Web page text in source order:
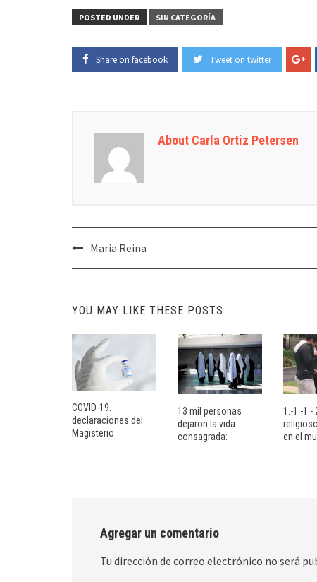
POSTED UNDER SIN CATEGORÍA
Share on facebook Tweet on twitter
About Carla Ortiz Petersen
Post
navigation
Maria Reina
YOU MAY LIKE THESE POSTS
COVID-19.
declaraciones del
Magisterio
13 mil personas
dejaron la vida
consagrada:
1.-1.-1.-
en el
Agregar un comentario
Tu dirección de correo electrónico no será